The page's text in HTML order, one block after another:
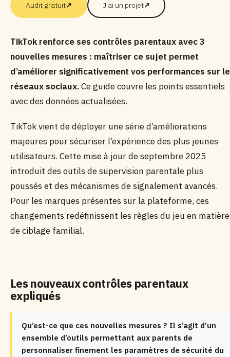
Audit gratuit↗ J'ai un projet↗
TikTok renforce ses contrôles parentaux avec 3
nouvelles mesures : maîtriser ce sujet permet
d’améliorer significativement vos performances sur
réseaux sociaux.Ce guide couvre les points essentiels
avec des données actualisées.
TikTok vient de déployer une série d’améliorations
majeures pour sécuriser l’expérience des plus jeunes
utilisateurs. Cette mise à jour de septembre 2025
introduit des outils de supervision parentale plus
poussés et des mécanismes de signalement avancés.
Pour les marques présentes sur la plateforme, ces
changements redéfinissent les règles du jeu en matière
de ciblage familial.
Les nouveaux contrôles parentaux
expliqués
Qu’est-ce que ces nouvelles mesures ? Il s’agit d’un
ensemble d’outils permettant aux parents de
personnaliser finement les paramètres de sécurité du